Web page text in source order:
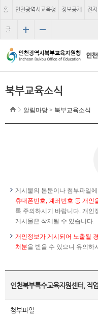
홈 인천광역시교육청 정보공개 전
글
자
기
북부교육소식
알림마당 > 북부교육소식
게시물의 본문이나 첨부파일
휴대폰번호, 계좌번호 등 개인
록 주의하시기 바랍니다. 개인
게시물은 삭제될 수 있습니다.
개인정보가 게시되어 노출될
처분을 받을 수 있으니 유의하
인천북부특수교육지원센터, 직
첨부파일